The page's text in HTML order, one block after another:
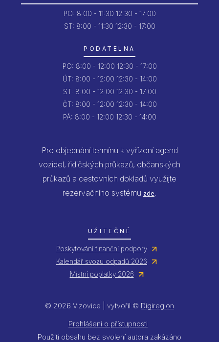
PO: 8:00 - 11:30 12:30 - 17:00
ST: 8:00 - 11:30 12:30 - 17:00
PODATELNA
PO: 8:00 - 12:00 12:30 - 17:00
ÚT: 8:00 - 12:00 12:30 - 14:00
ST: 8:00 - 12:00 12:30 - 17:00
ČT: 8:00 - 12:00 12:30 - 14:00
PÁ: 8:00 - 12:00 12:30 - 14:00
Pro objednání termínu k vyřízení agend
vozidel, řidičských průkazů, občanských
průkazů a cestovních dokladů využijte
rezervačního systému zde
UŽITEČNÉ
Poskytování finanční podpory
Kalendář svozu odpadů 2026
Místní poplatky 2026
© 2026 Vizovice | vytvořil © Digiregion
Prohlášení o přístupnosti
Použití obsahu bez svolení autora zakázáno